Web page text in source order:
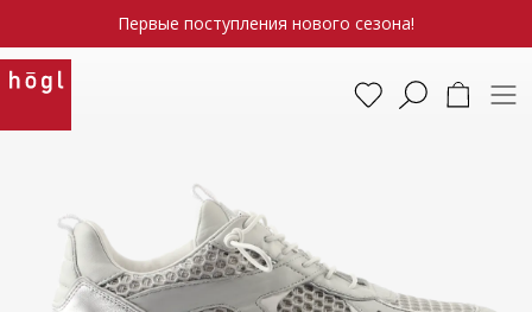
Первые поступления нового сезона!